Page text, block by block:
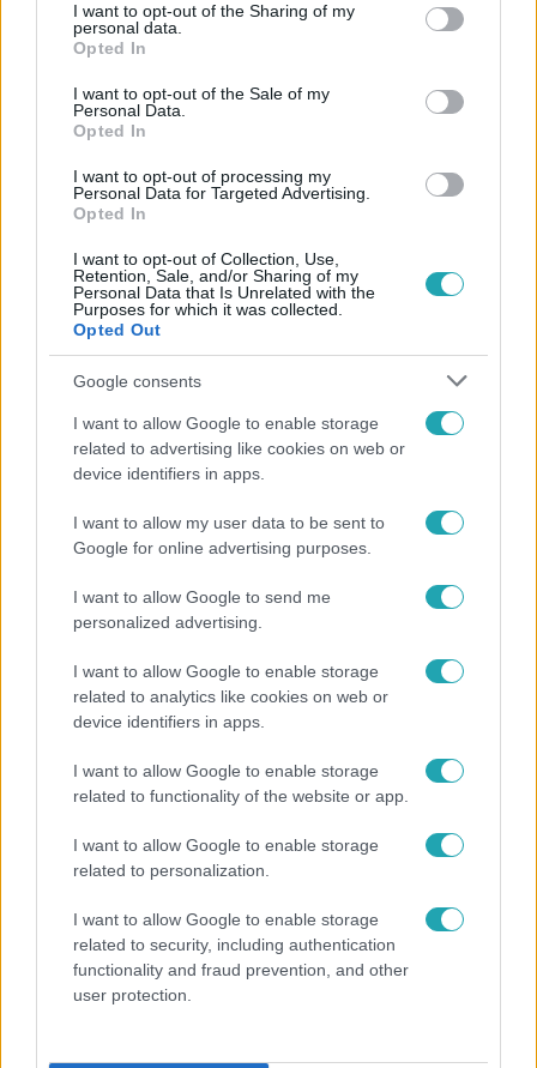
not limited to your visit or usage behaviour. You may click to
grant or deny consent to Google and its third-party tags to
use your data for below specified purposes in below Google
consent section.
I want to opt-out of the Sharing of my
personal data.
Opted In
I want to opt-out of the Sale of my
Personal Data.
Opted In
I want to opt-out of processing my
Personal Data for Targeted Advertising.
Opted In
I want to opt-out of Collection, Use,
Retention, Sale, and/or Sharing of my
Personal Data that Is Unrelated with the
Purposes for which it was collected.
Opted Out
Google consents
I want to allow Google to enable storage
related to advertising like cookies on web or
device identifiers in apps.
I want to allow my user data to be sent to
Google for online advertising purposes.
I want to allow Google to send me
personalized advertising.
I want to allow Google to enable storage
related to analytics like cookies on web or
device identifiers in apps.
I want to allow Google to enable storage
related to functionality of the website or app.
I want to allow Google to enable storage
related to personalization.
I want to allow Google to enable storage
related to security, including authentication
functionality and fraud prevention, and other
user protection.
2024. május 6. 13:25
Az EU kész lezárni a Lengyelországgal szemben
indított jogállamisági eljárást
Az Európai Bizottság hétfőn bejelentette, hogy
Lengyelországban már nem áll fenn a jogállamiság súlyos
megsértésének közvetlen veszélye, így a 2017 óta folyó 7-
2023. január 11. 11:08
Magyarországgal szembeni uniós eljárást a
svédek
Meghallgatás vagy csak eszmecsere?